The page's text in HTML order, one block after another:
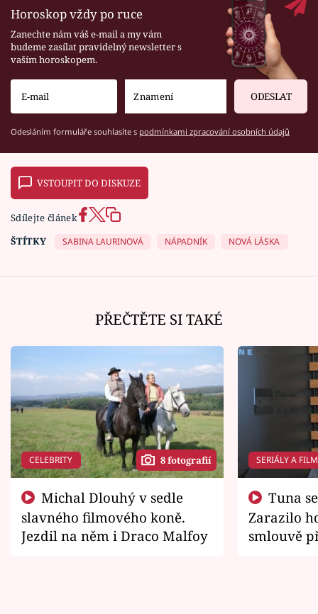
Horoskop vždy po ruce
Zanechte nám váš e-mail a my vám
budeme zasílat pravidelný newsletter s
vaším horoskopem.
ODESLAT
Odesláním formuláře souhlasíte s podmínkami zpracování osobních údajů
VSTOUPIT DO DISKUZE
Sdílejte článek
ŠTÍTKY
SABINA LAURINOVÁ NÁPADNÍK NOVÁ LÁSKA
PŘEČTĚTE SI TAKÉ
CELEBRITY 8 fotografií
slavného filmového koně.
Jezdil na něm i Draco Malfoy
SERIÁLY A
Zarazilo
smlouvě